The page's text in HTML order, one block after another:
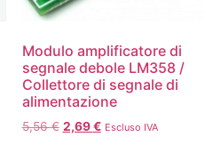
Modulo amplificatore di
segnale debole LM358 /
Collettore di segnale di
alimentazione
5,56€ 2,69€ Escluso IVA